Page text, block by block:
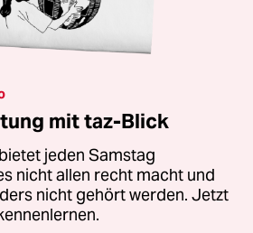
mit taz-Blick
jeden Samstag
nicht allen recht macht und
nicht gehört werden. Jetzt